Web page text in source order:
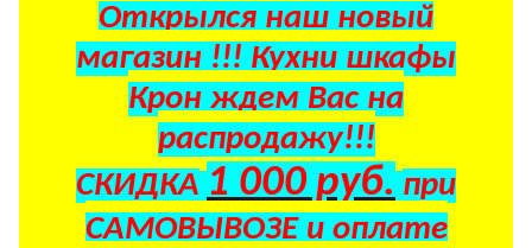
Открылся наш новый
магазин !!! Кухни шкафы
Крон ждем Вас на
распродажу!!!
СКИДКА 1 000 руб. при
САМОВЫВОЗЕ и оплате